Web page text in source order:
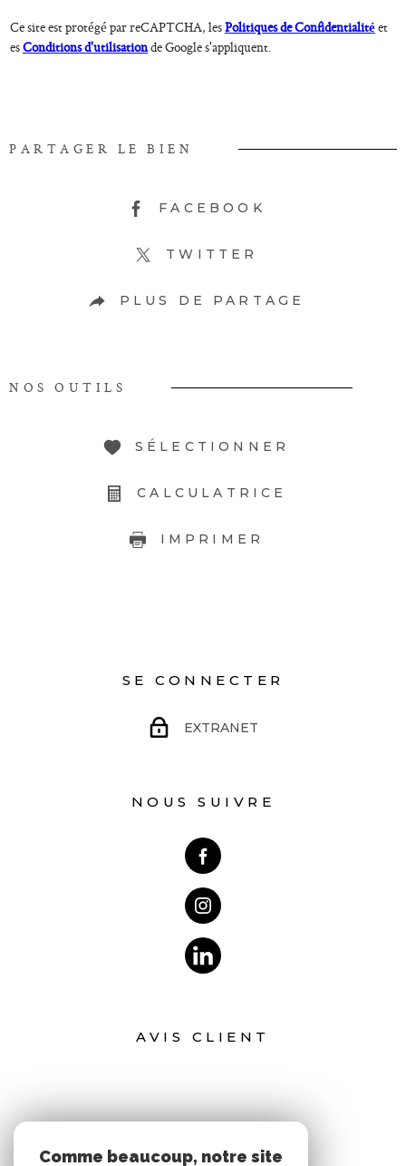
Ce site est protégé par reCAPTCHA, lesPolitiques de Confidentialitéet
esConditions d'utilisationde Google s'appliquent.
PARTAGER LE BIEN
FACEBOOK
TWITTER
PLUS DE PARTAGE
NOS OUTILS
SÉLECTIONNER
CALCULATRICE
IMPRIMER
SE CONNECTER
EXTRANET
NOUS SUIVRE
AVIS CLIENT
Comme beaucoup, notre site